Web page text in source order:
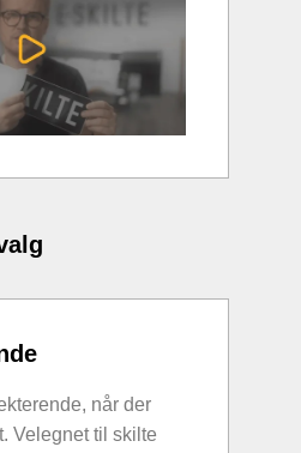
når der
Velegnet til skilte